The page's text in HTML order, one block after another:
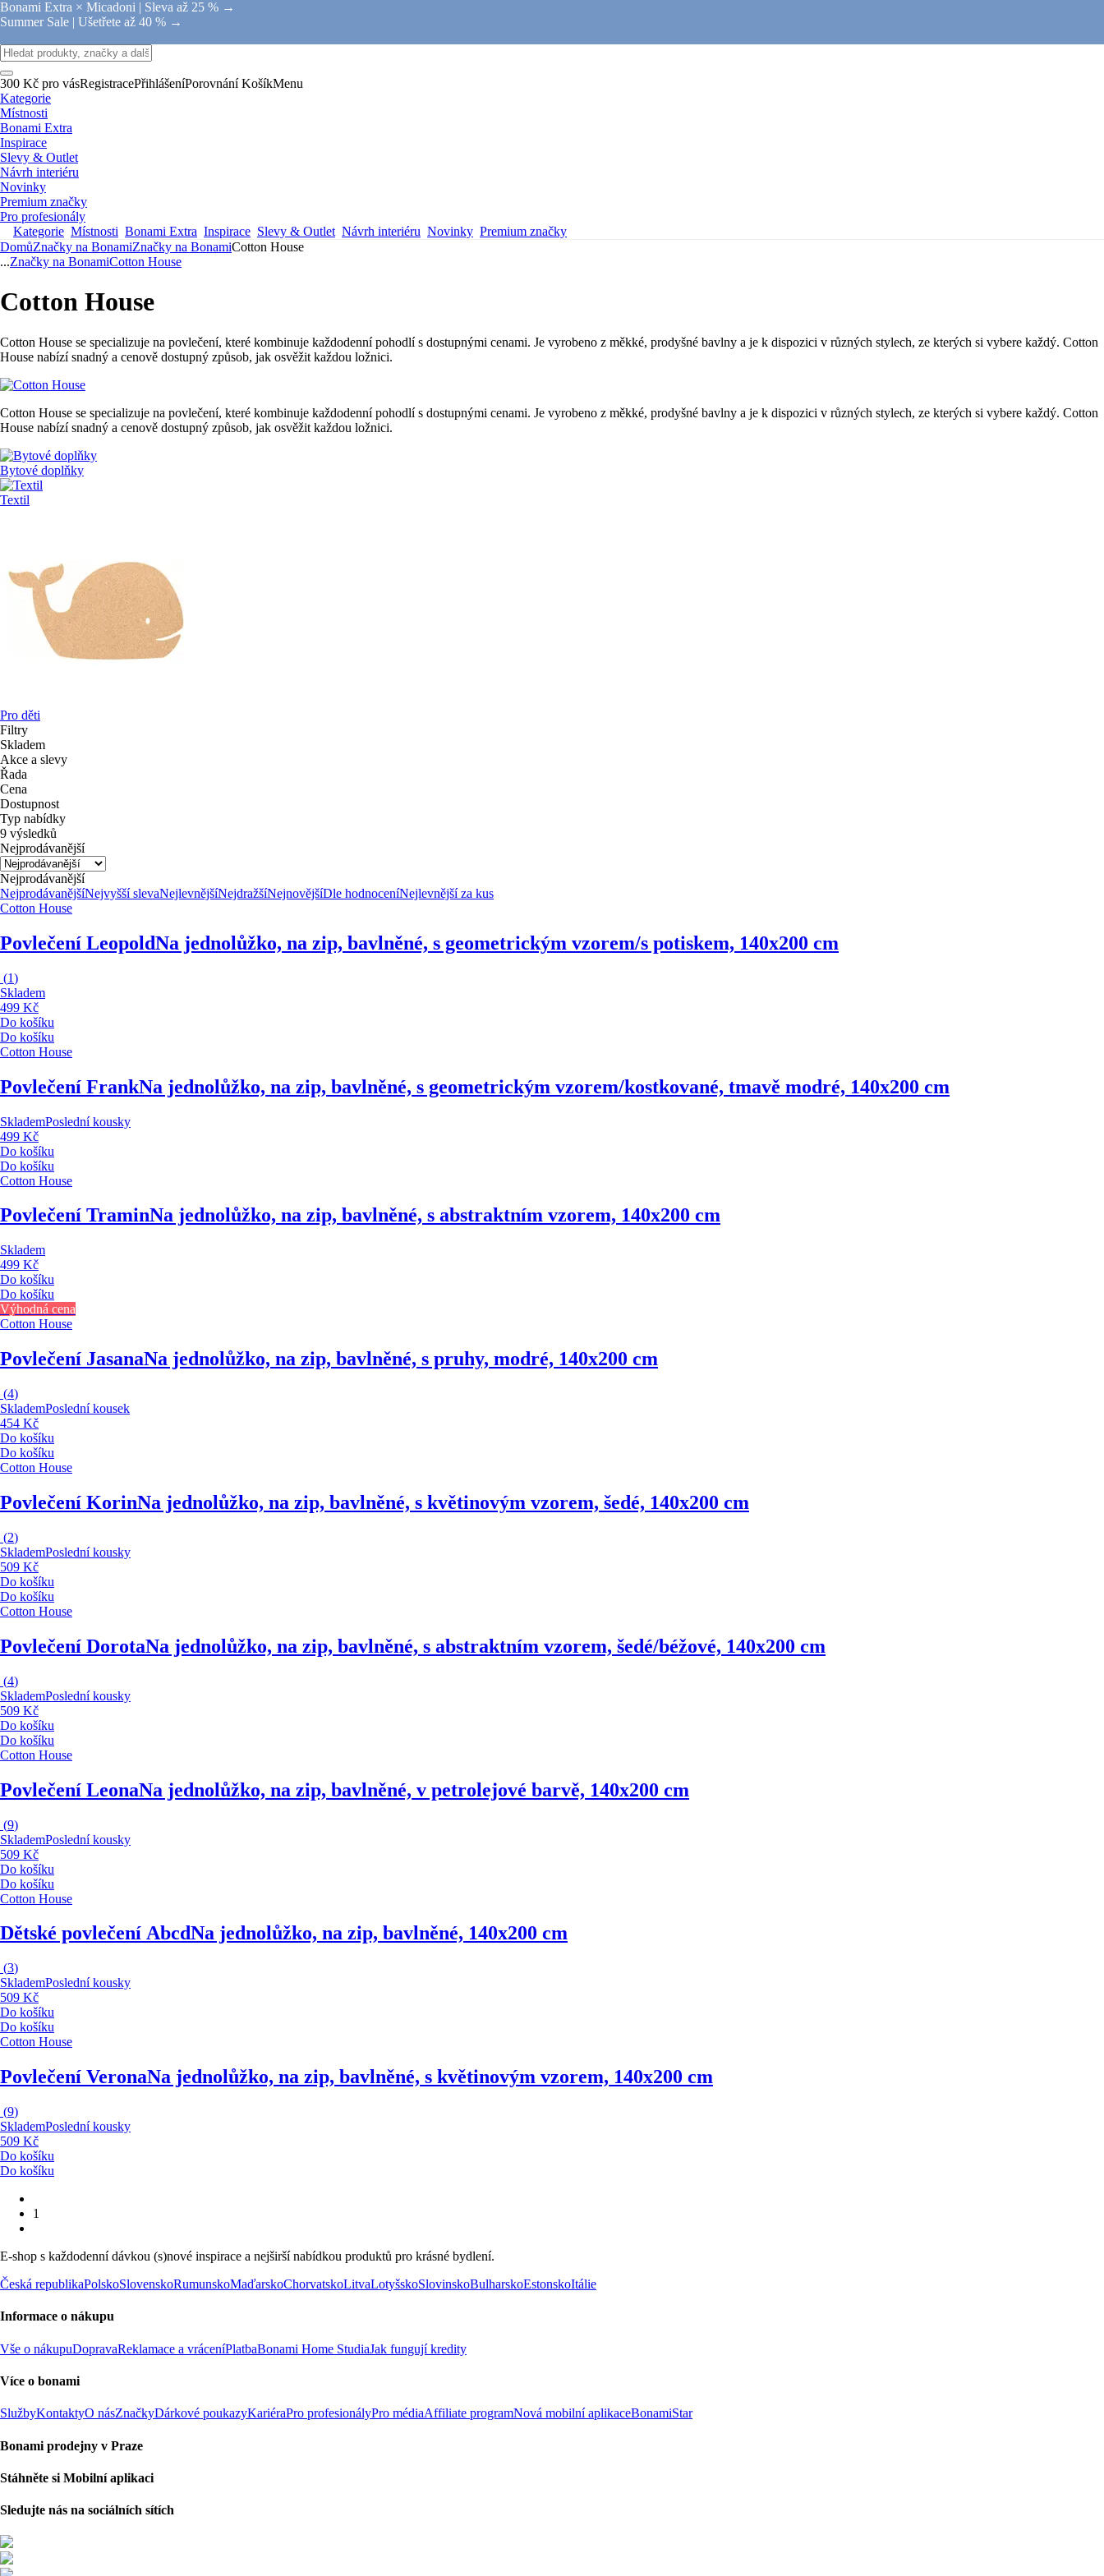
Bonami Extra × Micadoni | Sleva až 25 % →
Summer Sale | Ušetřete až 40 % →
300 Kč pro vásRegistracePřihlášeníPorovnání KošíkMenu
Kategorie
Místnosti
Bonami Extra
Inspirace
Slevy & Outlet
Návrh interiéru
Novinky
Premium značky
Pro profesionály
Kategorie Místnosti Bonami Extra Inspirace Slevy & Outlet Návrh interiéru Novinky Premium značky
DomůZnačky na BonamiZnačky na BonamiCotton House
...Značky na BonamiCotton House
Cotton House
Cotton House se specializuje na povlečení, které kombinuje každodenní pohodlí s dostupnými cenami. Je vyrobeno z měkké, prodyšné bavlny a je k dispozici v různých stylech, ze kterých si vybere každý. Cotton
House nabízí snadný a cenově dostupný způsob, jak osvěžit každou ložnici.
Cotton House se specializuje na povlečení, které kombinuje každodenní pohodlí s dostupnými cenami. Je vyrobeno z měkké, prodyšné bavlny a je k dispozici v různých stylech, ze kterých si vybere každý. Cotton
House nabízí snadný a cenově dostupný způsob, jak osvěžit každou ložnici.
Bytové doplňky
Textil
Pro děti
Filtry
Skladem
Akce a slevy
Řada
Cena
Dostupnost
Typ nabídky
9 výsledků
Nejprodávanější
Nejprodávanější
NejprodávanějšíNejvyšší slevaNejlevnějšíNejdražšíNejnovějšíDle hodnoceníNejlevnější za kus
Cotton House
Povlečení LeopoldNa jednolůžko, na zip, bavlněné, s geometrickým vzorem/s potiskem, 140x200 cm
(1)
Skladem
499 Kč
Do košíku
Do košíku
Cotton House
Povlečení FrankNa jednolůžko, na zip, bavlněné, s geometrickým vzorem/kostkované, tmavě modré, 140x200 cm
SklademPoslední kousky
499 Kč
Do košíku
Do košíku
Cotton House
Povlečení TraminNa jednolůžko, na zip, bavlněné, s abstraktním vzorem, 140x200 cm
Skladem
499 Kč
Do košíku
Do košíku
Výhodná cena
Cotton House
Povlečení JasanaNa jednolůžko, na zip, bavlněné, s pruhy, modré, 140x200 cm
(4)
SklademPoslední kousek
454 Kč
Do košíku
Do košíku
Cotton House
Povlečení KorinNa jednolůžko, na zip, bavlněné, s květinovým vzorem, šedé, 140x200 cm
(2)
SklademPoslední kousky
509 Kč
Do košíku
Do košíku
Cotton House
Povlečení DorotaNa jednolůžko, na zip, bavlněné, s abstraktním vzorem, šedé/béžové, 140x200 cm
(4)
SklademPoslední kousky
509 Kč
Do košíku
Do košíku
Cotton House
Povlečení LeonaNa jednolůžko, na zip, bavlněné, v petrolejové barvě, 140x200 cm
(9)
SklademPoslední kousky
509 Kč
Do košíku
Do košíku
Cotton House
Dětské povlečení AbcdNa jednolůžko, na zip, bavlněné, 140x200 cm
(3)
SklademPoslední kousky
509 Kč
Do košíku
Do košíku
Cotton House
Povlečení VeronaNa jednolůžko, na zip, bavlněné, s květinovým vzorem, 140x200 cm
(9)
SklademPoslední kousky
509 Kč
Do košíku
Do košíku
1
E-shop s každodenní dávkou (s)nové inspirace a nejširší nabídkou produktů pro krásné bydlení.
Česká republikaPolskoSlovenskoRumunskoMaďarskoChorvatskoLitvaLotyšskoSlovinskoBulharskoEstonskoItálie
Informace o nákupu
Vše o nákupuDopravaReklamace a vráceníPlatbaBonami Home StudiaJak fungují kredity
Více o bonami
SlužbyKontaktyO násZnačkyDárkové poukazyKariéraPro profesionályPro médiaAffiliate programNová mobilní aplikaceBonamiStar
Bonami prodejny v Praze
Stáhněte si Mobilní aplikaci
Sledujte nás na sociálních sítích